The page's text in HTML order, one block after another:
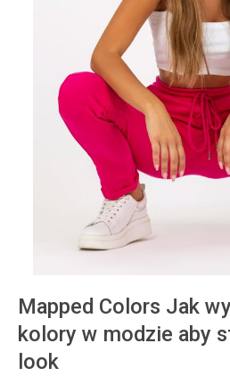
Mapped Colors Jak
kolory w modzie aby
look